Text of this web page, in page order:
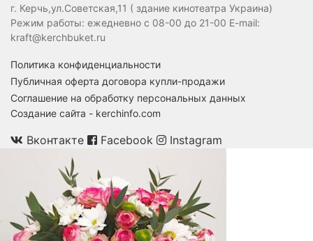
г. Керчь,ул.Советская,11 ( здание кинотеатра Украина)
Режим работы: ежедневно с 08-00 до 21-00 E-mail:
kraft@kerchbuket.ru
Политика конфиденциальности
Публичная оферта договора купли-продажи
Соглашение на обработку персональных данных
Создание сайта - kerchinfo.com
Вконтакте Facebook Instagram